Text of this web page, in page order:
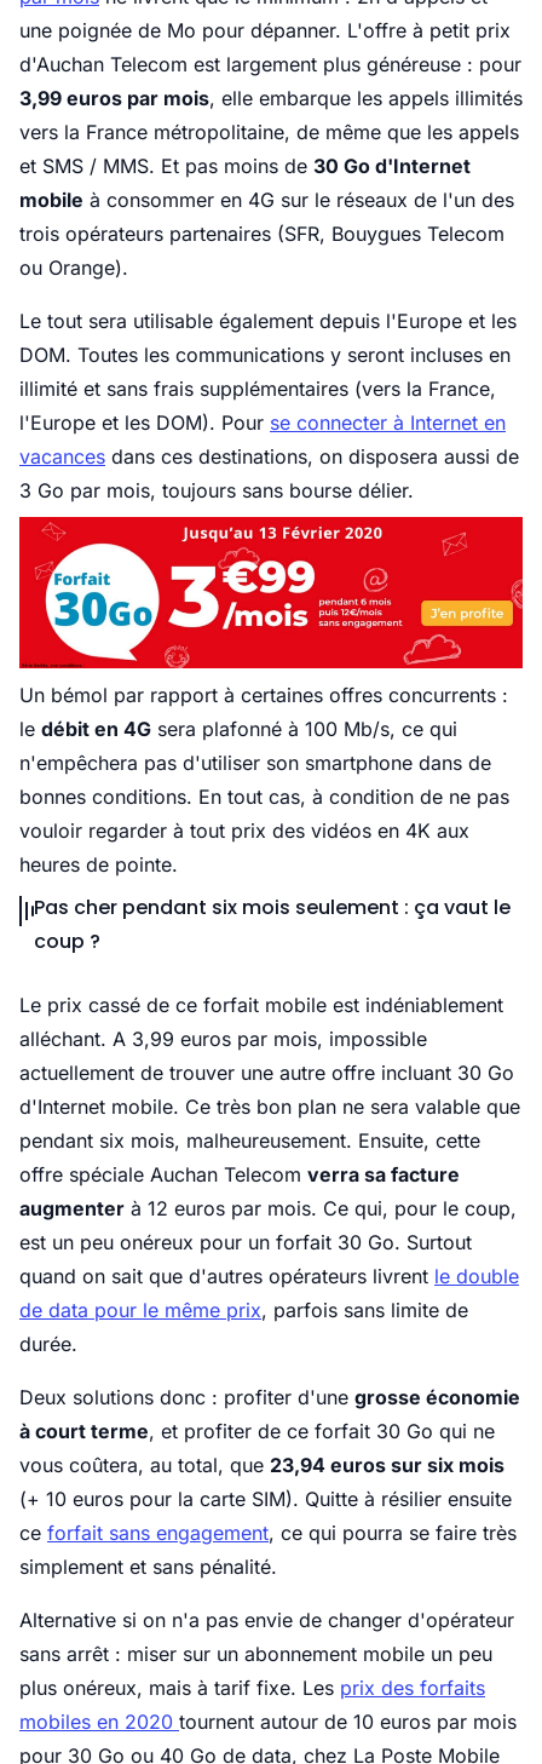
une poignée de Mo pour dépanner. L'offre à petit prix
d'Auchan Telecom est largement plus généreuse : pour
3,99 euros par mois, elle embarque les appels illimités
vers la France métropolitaine, de même que les appels
et SMS / MMS. Et pas moins de 30 Go d'Internet
mobile à consommer en 4G sur le réseaux de l'un des
trois opérateurs partenaires (SFR, Bouygues Telecom
ou Orange).
Le tout sera utilisable également depuis l'Europe et les
DOM. Toutes les communications y seront incluses en
illimité et sans frais supplémentaires (vers la France,
l'Europe et les DOM). Pour se connecter à Internet en
vacances dans ces destinations, on disposera aussi de
3 Go par mois, toujours sans bourse délier.
Un bémol par rapport à certaines offres concurrents :
le débit en 4G sera plafonné à 100 Mb/s, ce qui
n'empêchera pas d'utiliser son smartphone dans de
bonnes conditions. En tout cas, à condition de ne pas
vouloir regarder à tout prix des vidéos en 4K aux
heures de pointe.
Pas cher pendant six mois seulement : ça vaut le
coup ?
Le prix cassé de ce forfait mobile est indéniablement
alléchant. A 3,99 euros par mois, impossible
actuellement de trouver une autre offre incluant 30 Go
d'Internet mobile. Ce très bon plan ne sera valable que
pendant six mois, malheureusement. Ensuite, cette
offre spéciale Auchan Telecom verra sa facture
augmenter à 12 euros par mois. Ce qui, pour le coup,
est un peu onéreux pour un forfait 30 Go. Surtout
quand on sait que d'autres opérateurs livrent le double
de data pour le même prix, parfois sans limite de
durée.
Deux solutions donc : profiter d'une grosse économie
à court terme, et profiter de ce forfait 30 Go qui ne
vous coûtera, au total, que 23,94 euros sur six mois
(+ 10 euros pour la carte SIM). Quitte à résilier ensuite
ce forfait sans engagement, ce qui pourra se faire très
simplement et sans pénalité.
Alternative si on n'a pas envie de changer d'opérateur
sans arrêt : miser sur un abonnement mobile un peu
plus onéreux, mais à tarif fixe. Les prix des forfaits
mobiles en 2020 tournent autour de 10 euros par mois
pour 30 Go ou 40 Go de data, chez La Poste Mobile